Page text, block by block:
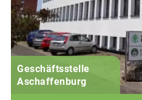
Geschäftsstelle
Aschaffenburg